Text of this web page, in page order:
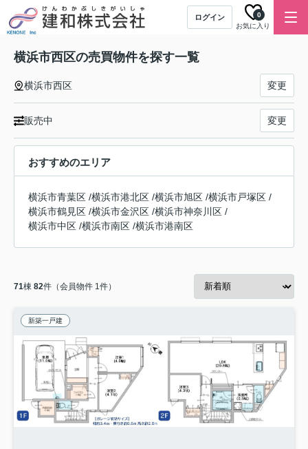
ログイン
お気に入り
0
横浜市西区の売買物件を探す一覧
横浜市西区 変更
販売中 変更
おすすめのエリア
横浜市青葉区 /横浜市港北区 /横浜市旭区 /横浜市戸塚区 /
横浜市鶴見区 /横浜市金沢区 /横浜市神奈川区 /
横浜市中区 /横浜市南区 /横浜市港南区
71棟 82件（会員物件 1件）
新築一戸建